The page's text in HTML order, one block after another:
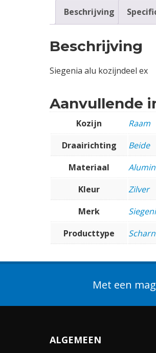
Beschrijving
Beschrijving
Siegenia alu kozijndeel ex
Aanvullende
Kozijn
Raam
Draairichting
Beide
Materiaal
Kleur
Zilver
Merk
Producttype
Met een
ALGEMEEN